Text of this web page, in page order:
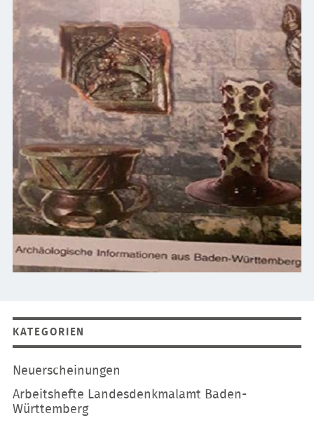
KATEGORIEN
Navigation
Neuerscheinungen
Arbeitshefte Landesdenkmalamt Baden-
Württemberg